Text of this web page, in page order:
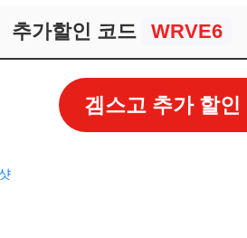
추가할인 코드 WRVE6
겜스고 추가 할인